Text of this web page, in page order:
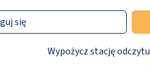
Wypożycz stację odczytu
się